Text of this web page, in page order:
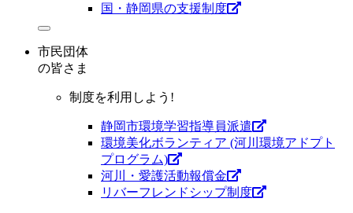
国・静岡県の支援制度
市民団体
の皆さま
制度を利用しよう!
静岡市環境学習指導員派遣
環境美化ボランティア (河川環境アドプト
プログラム)
河川・愛護活動報償金
リバーフレンドシップ制度